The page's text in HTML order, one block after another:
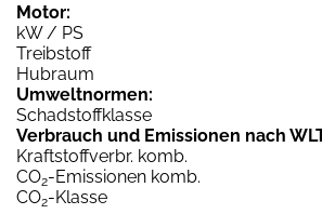
Motor:
kW / PS
Treibstoff
Hubraum
Umweltnormen:
Schadstoffklasse
Verbrauch und Emissionen nach
Kraftstoffverbr. komb.
CO2-Emissionen komb.
CO2-Klasse